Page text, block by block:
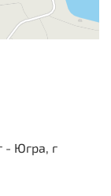
- Югра, г